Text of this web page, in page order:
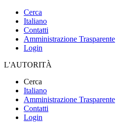
Cerca
Italiano
Contatti
Amministrazione Trasparente
Login
L'AUTORITÀ
Cerca
Italiano
Amministrazione Trasparente
Contatti
Login